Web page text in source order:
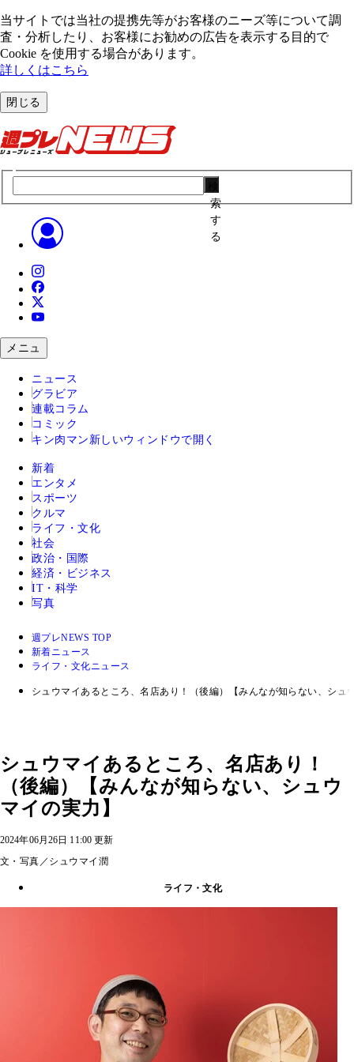
当サイトでは当社の提携先等がお客様のニーズ等について調
査・分析したり、お客様にお勧めの広告を表⽰する⽬的で
Cookie を使⽤する場合があります。
詳しくはこちら
閉じる
索
す
る
メニュ
ニュース
グラビア
連載コラム
コミック
キン肉マン 新しいウィンドウで開く
新着
エンタメ
スポーツ
クルマ
ライフ・文化
社会
政治・国際
経済・ビジネス
IT・科学
写真
週プレNEWS TOP
新着ニュース
ライフ・文化ニュース
シュウマイあるところ、名店あり！（後編）【みんなが知らない、シュ
シュウマイあるところ、名店あり！
（後編）【みんなが知らない、シュウ
マイの実力】
2024年06月26日 11:00 更新
文・写真／シュウマイ潤
ライフ・文化